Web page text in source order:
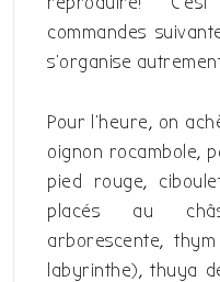
commandes
s’organise
Pour l’heure, on
oignon rocambole,
pied rouge,
placés au
arborescente,
labyrinthe), thuya